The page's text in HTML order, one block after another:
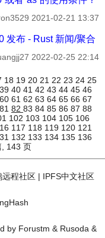
2021-02-21 13:37
发布 - Rust 新闻/聚合
2022-02-25 22:14
18 19 20 21 22 23 24 25
39 40 41 42 43 44 45 46
60 61 62 63 64 65 66 67
81 82 83 84 85 86 87 88
102 103 104 105 106
117 118 119 120 121
132 133 134 135 136
143 页
远程社区| IPFS中文社区
by Forustm & Rusoda &